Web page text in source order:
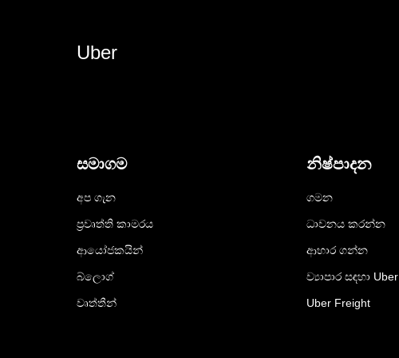
Uber
සමාගම
අප ගැන
ප්‍රවෘත්ති කාමරය
ආයෝජකයින්
බ්ලොග්
වෘත්තීන්
නිෂ්පාදන
ගමන
ධාවනය කරන්න
ආහාර ගන්න
ව්‍යාපාර සඳහා Uber
Uber Freight